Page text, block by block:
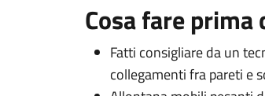
Cosa fare
Fatti consigliare da un
collegamenti fra pareti e